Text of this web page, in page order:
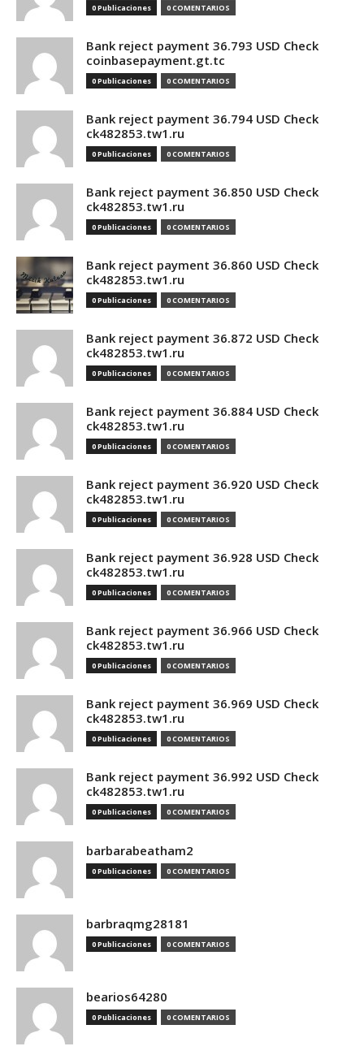
0 Publicaciones 0 COMENTARIOS
Bank reject payment 36.793 USD Check
coinbasepayment.gt.tc
0 Publicaciones 0 COMENTARIOS
Bank reject payment 36.794 USD Check
ck482853.tw1.ru
0 Publicaciones 0 COMENTARIOS
Bank reject payment 36.850 USD Check
ck482853.tw1.ru
0 Publicaciones 0 COMENTARIOS
Bank reject payment 36.860 USD Check
ck482853.tw1.ru
0 Publicaciones 0 COMENTARIOS
Bank reject payment 36.872 USD Check
ck482853.tw1.ru
0 Publicaciones 0 COMENTARIOS
Bank reject payment 36.884 USD Check
ck482853.tw1.ru
0 Publicaciones 0 COMENTARIOS
Bank reject payment 36.920 USD Check
ck482853.tw1.ru
0 Publicaciones 0 COMENTARIOS
Bank reject payment 36.928 USD Check
ck482853.tw1.ru
0 Publicaciones 0 COMENTARIOS
Bank reject payment 36.966 USD Check
ck482853.tw1.ru
0 Publicaciones 0 COMENTARIOS
Bank reject payment 36.969 USD Check
ck482853.tw1.ru
0 Publicaciones 0 COMENTARIOS
Bank reject payment 36.992 USD Check
ck482853.tw1.ru
0 Publicaciones 0 COMENTARIOS
barbarabeatham2
0 Publicaciones 0 COMENTARIOS
barbraqmg28181
0 Publicaciones 0 COMENTARIOS
bearios64280
0 Publicaciones 0 COMENTARIOS